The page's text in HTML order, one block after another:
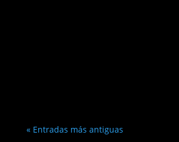
« Entradas más antiguas